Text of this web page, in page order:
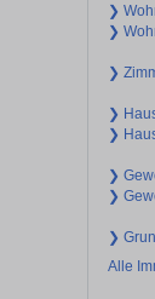
❯
❯
❯
❯
❯
❯
❯
❯
Alle